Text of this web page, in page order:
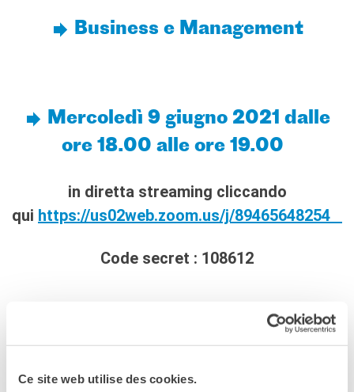
Ce site web utilise des cookies.
Business e Management
Mercoledì 9 giugno 2021 dalle
ore 18.00 alle ore 19.00
in diretta streaming cliccando
qui https://us02web.zoom.us/j/89465648254
Code secret : 108612
Con la partecipazione dell’Ambasciatore di Francia in
amministratore delegato della Camera di Commercio